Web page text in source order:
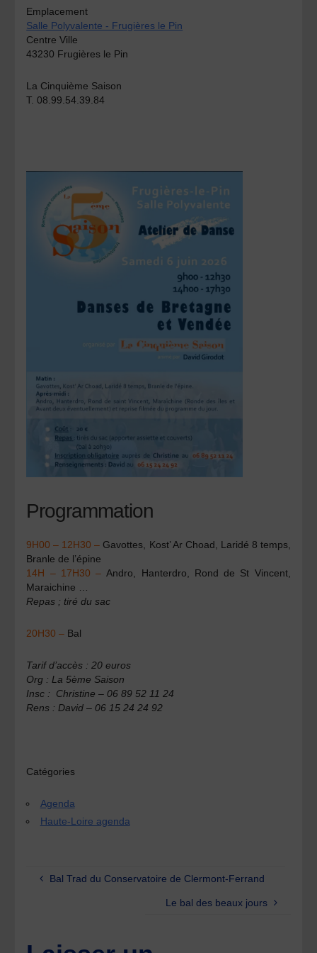
Emplacement
Salle Polyvalente - Frugières le Pin
Centre Ville
43230 Frugières le Pin
La Cinquième Saison
T. 08.99.54.39.84
Programmation
9H00 – 12H30 – Gavottes, Kost’ Ar Choad, Laridé 8 temps,
Branle de l’épine
14H – 17H30 –Andro, Hanterdro, Rond de St Vincent,
Maraichine …
Repas ; tiré du sac
20H30 – Bal
Tarif d’accès : 20 euros
Org : La 5ème Saison
Insc : Christine – 06 89 52 11 24
Rens : David – 06 15 24 24 92
Catégories
Agenda
Haute-Loire agenda
Bal Trad du Conservatoire de Clermont-Ferrand
Le bal des beaux jours